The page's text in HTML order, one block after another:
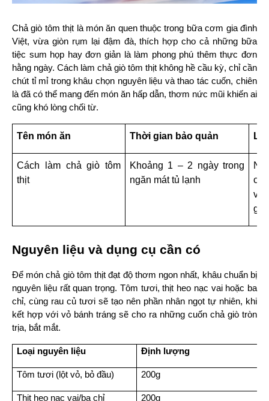
Chả giò tôm thịt là món ăn quen thuộc trong bữa cơm gia đình
Việt, vừa giòn rụm lại đậm đà, thích hợp cho cả những bữa
tiệc sum họp hay đơn giản là làm phong phú thêm thực đơn
hằng ngày. Cách làm chả giò tôm thịt không hề cầu kỳ, chỉ cần
chút tỉ mỉ trong khâu chọn nguyên liệu và thao tác cuốn, chiên
là đã có thể mang đến món ăn hấp dẫn, thơm nức mũi khiến ai
cũng khó lòng chối từ.
Tên món ăn Thời gian bảo quản
Cách làm chả giò tôm
thịt
Khoảng 1 – 2 ngày trong
ngăn mát tủ lạnh
Nguyên liệu và dụng cụ cần có
Để món chả giò tôm thịt đạt độ thơm ngon nhất, khâu chuẩn bị
nguyên liệu rất quan trọng. Tôm tươi, thịt heo nạc vai hoặc ba
chỉ, cùng rau củ tươi sẽ tạo nên phần nhân ngọt tự nhiên, khi
kết hợp với vỏ bánh tráng sẽ cho ra những cuốn chả giò tròn
trịa, bắt mắt.
Loại nguyên liệu Định lượng
Tôm tươi (lột vỏ, bỏ đầu) 200g
Thịt heo nạc vai/ba chỉ 200g